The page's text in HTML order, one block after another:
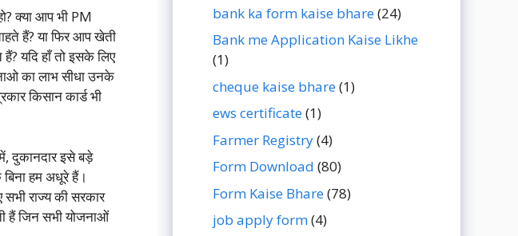
क्या आप भी PM
हैं? या फिर आप खेती
यदि हाँ तो इसके लिए
का लाभ सीधा उनके
किसान कार्ड भी
दुकानदार इसे बड़े
बिना हम अधूरे हैं।
राज्य की सरकार
हैं जिन सभी योजनाओं
bank ka form kaise bhare(24)
Bank me Application Kaise Likhe
(1)
cheque kaise bhare(1)
ews certificate(1)
Farmer Registry(4)
Form Download (80)
Form Kaise Bhare(78)
job apply form(4)